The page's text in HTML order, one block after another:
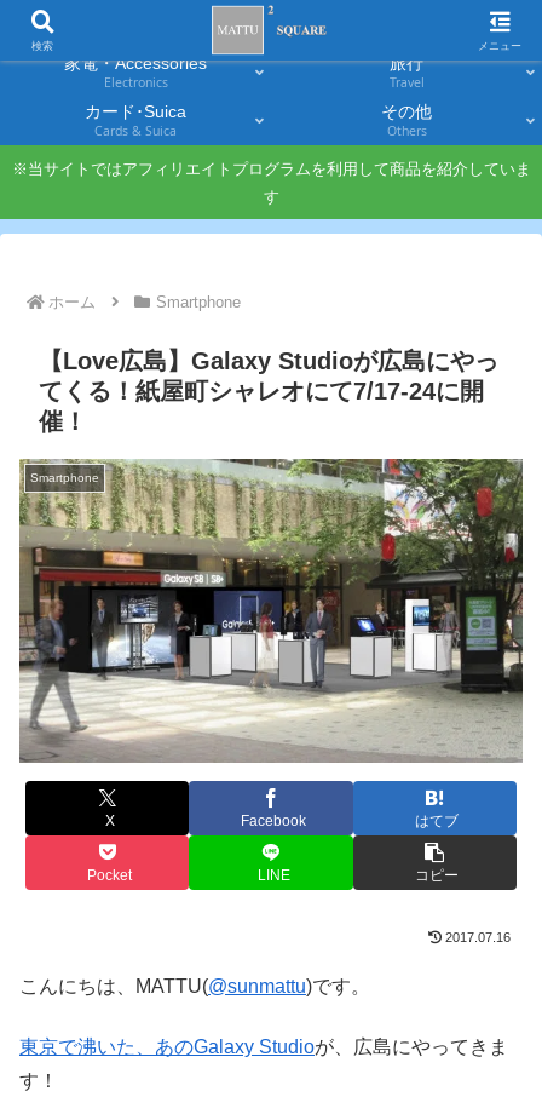
家電・Accessories
Electronics
旅行
Travel
カード･Suica
Cards & Suica
その他
Others
※当サイトではアフィリエイトプログラムを利用して商品を紹介していま
す
ホーム Smartphone
【Love広島】Galaxy Studioが広島にやっ
てくる！紙屋町シャレオにて7/17-24に開
催！
Smartphone
X Facebook はてブ
Pocket LINE コピー
2017.07.16
こんにちは、MATTU(@sunmattu)です。
東京で沸いた、あのGalaxy Studioが、広島にやってきま
す！
検索 メニュー